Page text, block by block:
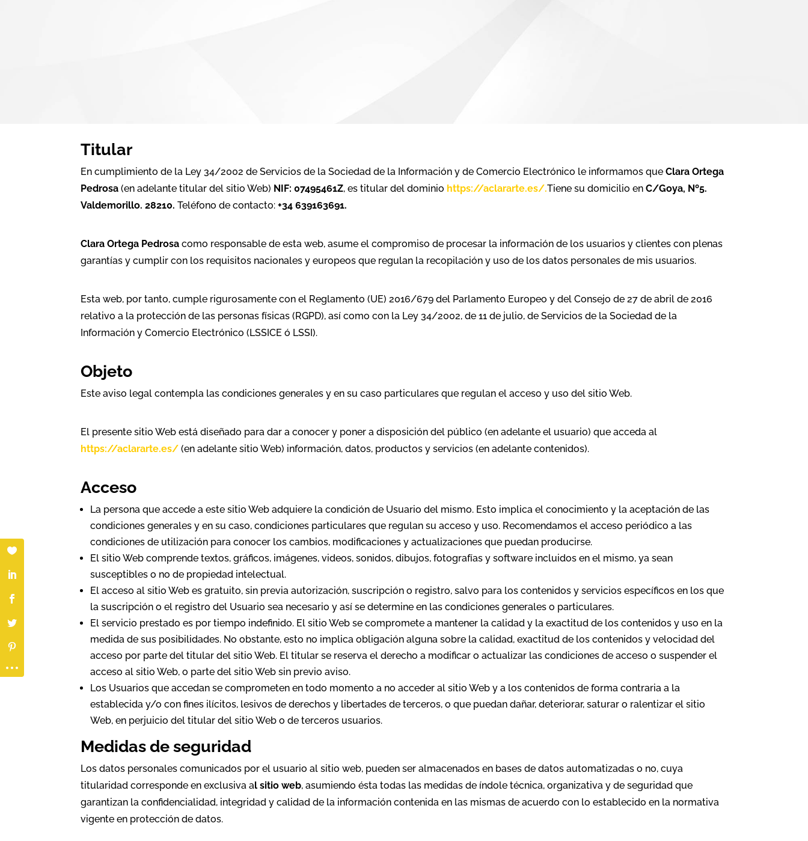
Titular
En cumplimiento de la Ley 34/2002 de Servicios de la Sociedad de la Información y de Comercio Electrónico le informamos queClara Ortega
Pedrosa(en adelante titular del sitio Web) NIF: 07495461Z, es titular del dominio https://aclararte.es/.Tiene su domicilio enC/Goya, Nº5.
Valdemorillo. 28210.Teléfono de contacto:+34 639163691.
Clara Ortega Pedrosacomo responsable de esta web, asume el compromiso de procesar la información de los usuarios y clientes con plenas
garantías y cumplir con los requisitos nacionales y europeos que regulan la recopilación y uso de los datos personales de mis usuarios.
Esta web, por tanto, cumple rigurosamente con el Reglamento (UE) 2016/679 del Parlamento Europeo y del Consejo de 27 de abril de 2016
relativo a la protección de las personas físicas (RGPD), así como con la Ley 34/2002, de 11 de julio, de Servicios de la Sociedad de la
Información y Comercio Electrónico (LSSICE ó LSSI).
Objeto
Este aviso legal contempla las condiciones generales y en su caso particulares que regulan el acceso y uso del sitio Web.
El presente sitio Web está diseñado para dar a conocer y poner a disposición del público (en adelante el usuario) que acceda al
https://aclararte.es/(en adelante sitio Web) información, datos, productos y servicios (en adelante contenidos).
Acceso
La persona que accede a este sitio Web adquiere la condición de Usuario del mismo. Esto implica el conocimiento y la aceptación de las
condiciones generales y en su caso, condiciones particulares que regulan su acceso y uso. Recomendamos el acceso periódico a las
condiciones de utilización para conocer los cambios, modificaciones y actualizaciones que puedan producirse.
El sitio Web comprende textos, gráficos, imágenes, videos, sonidos, dibujos, fotografías y software incluidos en el mismo, ya sean
susceptibles o no de propiedad intelectual.
El acceso al sitio Web es gratuito, sin previa autorización, suscripción o registro, salvo para los contenidos y servicios específicos en los que
la suscripción o el registro del Usuario sea necesario y así se determine en las condiciones generales o particulares.
El servicio prestado es por tiempo indefinido. El sitio Web se compromete a mantener la calidad y la exactitud de los contenidos y uso en la
medida de sus posibilidades. No obstante, esto no implica obligación alguna sobre la calidad, exactitud de los contenidos y velocidad del
acceso por parte del titular del sitio Web. El titular se reserva el derecho a modificar o actualizar las condiciones de acceso o suspender el
acceso al sitio Web, o parte del sitio Web sin previo aviso.
Los Usuarios que accedan se comprometen en todo momento a no acceder al sitio Web y a los contenidos de forma contraria a la
establecida y/o con fines ilícitos, lesivos de derechos y libertades de terceros, o que puedan dañar, deteriorar, saturar o ralentizar el sitio
Web, en perjuicio del titular del sitio Web o de terceros usuarios.
Medidas de seguridad
Los datos personales comunicados por el usuario al sitio web, pueden ser almacenados en bases de datos automatizadas o no, cuya
titularidad corresponde en exclusiva al sitio web, asumiendo ésta todas las medidas de índole técnica, organizativa y de seguridad que
garantizan la confidencialidad, integridad y calidad de la información contenida en las mismas de acuerdo con lo establecido en la normativa
vigente en protección de datos.